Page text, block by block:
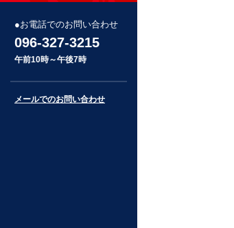
お電話でのお問い合わせ
096-327-3215
午前10時～午後7時
メールでのお問い合わせ